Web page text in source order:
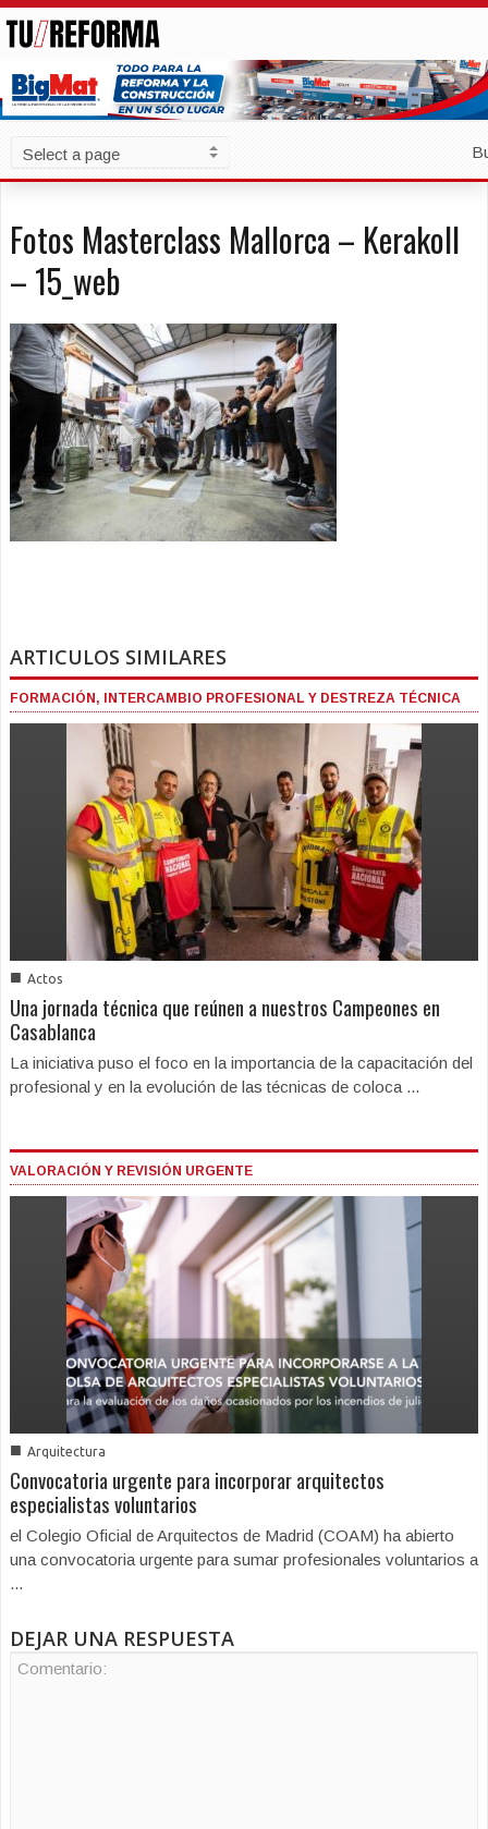
Fotos Masterclass Mallorca – Kerakoll
– 15_web
ARTICULOS SIMILARES
FORMACIÓN, INTERCAMBIO PROFESIONAL Y DESTREZA TÉCNICA
■ Actos
Una jornada técnica que reúnen a nuestros Campeones en
Casablanca
La iniciativa puso el foco en la importancia de la capacitación del
profesional y en la evolución de las técnicas de coloca ...
VALORACIÓN Y REVISIÓN URGENTE
■ Arquitectura
Convocatoria urgente para incorporar arquitectos
especialistas voluntarios
el Colegio Oficial de Arquitectos de Madrid (COAM) ha abierto
una convocatoria urgente para sumar profesionales voluntarios a
...
DEJAR UNA RESPUESTA